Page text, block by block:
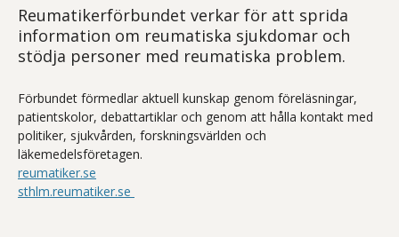
Reumatikerförbundet verkar för att sprida
information om reumatiska sjukdomar och
stödja personer med reumatiska problem.
Förbundet förmedlar aktuell kunskap genom föreläsningar,
patientskolor, debattartiklar och genom att hålla kontakt med
politiker, sjukvården, forskningsvärlden och
läkemedelsföretagen.
reumatiker.se
sthlm.reumatiker.se